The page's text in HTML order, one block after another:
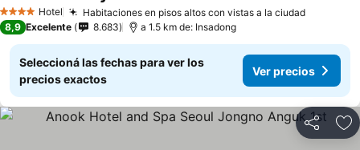
4 EstrellasHotel Habitaciones en pisos altos con vistas a la ciudad
8,9 Excelente 8.683 a 1.5 km de: Insadong
Seleccioná las fechas para ver los
precios exactos
Ver precios
Compartir